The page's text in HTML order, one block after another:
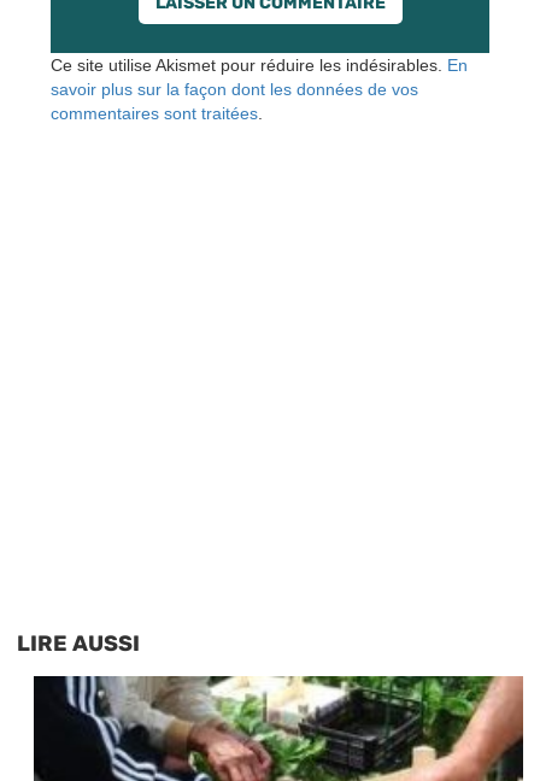
Ce site utilise Akismet pour réduire les indésirables. En
savoir plus sur la façon dont les données de vos
commentaires sont traitées
LIRE AUSSI